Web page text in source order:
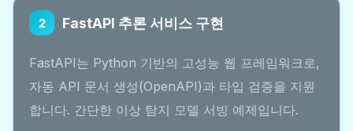
2 FastAPI 추론 서비스 구현
FastAPI는 Python 기반의 고성능 웹 프레임워크로,
자동 API 문서 생성(OpenAPI)과 타입 검증을 지원
합니다. 간단한 이상 탐지 모델 서빙 예제입니다.